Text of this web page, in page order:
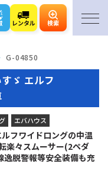
レンタル 検索
G-04850
ゞ エルフ
エバハウス
フワイドロングの中温
楽々スムーサー(2ペダ
逸脱警報等安全装備も充